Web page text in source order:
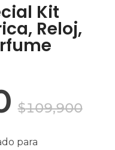
Kit
Reloj,
$109,900
para